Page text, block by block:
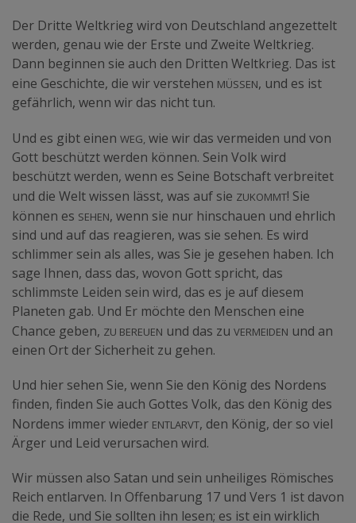
Der Dritte Weltkrieg wird von Deutschland angezettelt
werden, genau wie der Erste und Zweite Weltkrieg.
Dann beginnen sie auch den Dritten Weltkrieg. Das ist
eine Geschichte, die wir verstehen müssen, und es ist
gefährlich, wenn wir das nicht tun.
Und es gibt einen Weg, wie wir das vermeiden und von
Gott beschützt werden können. Sein Volk wird
beschützt werden, wenn es Seine Botschaft verbreitet
und die Welt wissen lässt, was auf sie zukommt! Sie
können es sehen, wenn sie nur hinschauen und ehrlich
sind und auf das reagieren, was sie sehen. Es wird
schlimmer sein als alles, was Sie je gesehen haben. Ich
sage Ihnen, dass das, wovon Gott spricht, das
schlimmste Leiden sein wird, das es je auf diesem
Planeten gab. Und Er möchte den Menschen eine
Chance geben, zu bereuen und das zu vermeiden und an
einen Ort der Sicherheit zu gehen.
Und hier sehen Sie, wenn Sie den König des Nordens
finden, finden Sie auch Gottes Volk, das den König des
Nordens immer wieder entlarvt, den König, der so viel
Ärger und Leid verursachen wird.
Wir müssen also Satan und sein unheiliges Römisches
Reich entlarven. In Offenbarung 17 und Vers 1 ist davon
die Rede, und Sie sollten ihn lesen; es ist ein wirklich